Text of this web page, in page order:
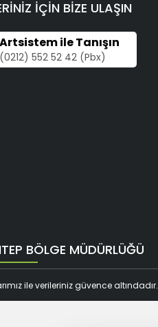
İÇİN BİZE ULAŞIN
Artsistem ile Tanışın
(0212) 552 52 42 (Pbx)
BÖLGE MÜDÜRLÜĞÜ
ile verileriniz güvence altındadır.